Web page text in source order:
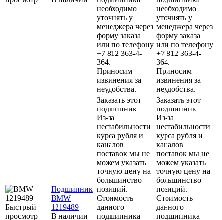
необходимо
уточнять у
менеджера через
форму заказа
или по телефону
+7 812 363-4-
364.
Приносим
извинения за
неудобства.
необходимо
уточнять у
менеджера через
форму заказа
или по телефону
+7 812 363-4-
364.
Приносим
извинения за
неудобства.
Быстрый
просмотр
Подшипник
BMW
1219489
В наличии
Заказать этот
подшипник
Из-за
нестабильности
курса рубля и
каналов
поставок мы не
можем указать
точную цену на
большинство
позиций.
Стоимость
данного
подшипника
Заказать этот
подшипник
Из-за
нестабильности
курса рубля и
каналов
поставок мы не
можем указать
точную цену на
большинство
позиций.
Стоимость
данного
подшипника